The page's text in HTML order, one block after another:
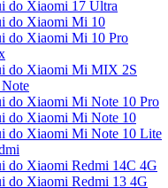
do Xiaomi 17 Ultra
do Xiaomi Mi 10
do Xiaomi Mi 10 Pro
do Xiaomi Mi MIX 2S
do Xiaomi Mi Note 10 Pro
do Xiaomi Mi Note 10
do Xiaomi Mi Note 10 Lite
do Xiaomi Redmi 14C 4G
do Xiaomi Redmi 13 4G